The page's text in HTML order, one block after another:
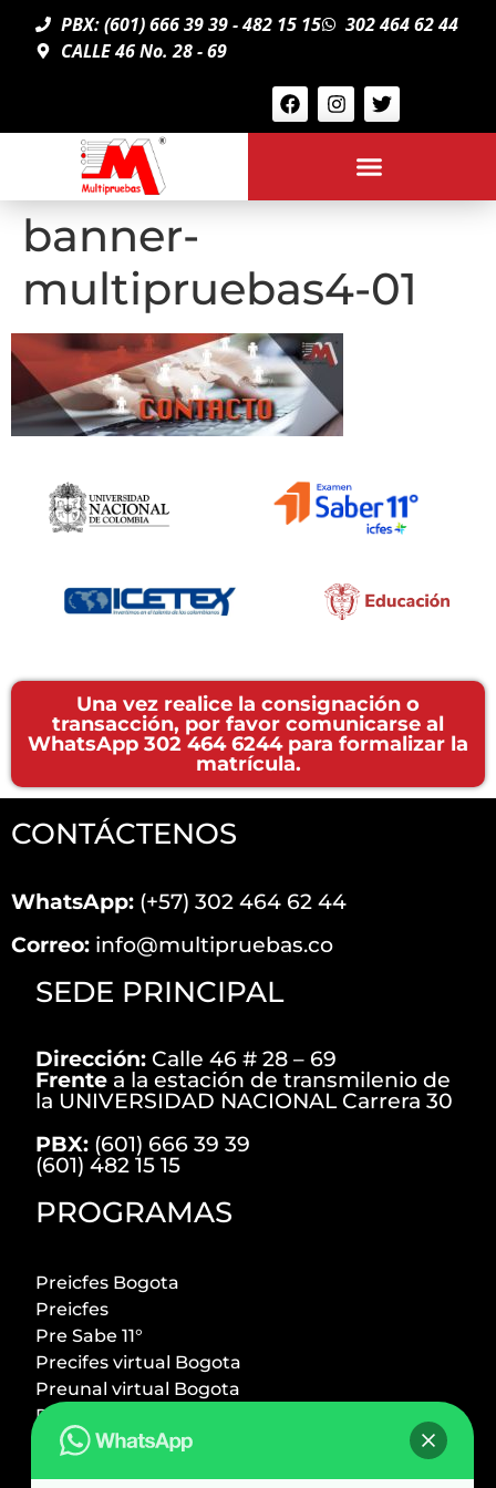
PBX: (601) 666 39 39 - 482 15 15
302 464 62 44
CALLE 46 No. 28 - 69
banner-
multipruebas4-01
Una vez realice la consignación o
transacción, por favor comunicarse al
WhatsApp 302 464 6244 para formalizar la
matrícula.
CONTÁCTENOS
WhatsApp: (+57) 302 464 62 44
Correo: info@multipruebas.co
SEDE PRINCIPAL
Dirección: Calle 46 # 28 – 69
Frente a la estación de transmilenio de
la UNIVERSIDAD NACIONAL Carrera 30
PBX: (601) 666 39 39
(601) 482 15 15
PROGRAMAS
Preicfes Bogota
Preicfes
Pre Sabe 11°
Precifes virtual Bogota
Preunal virtual Bogota
Preicfes + Preuniversitario
Preuniversitario Bogota